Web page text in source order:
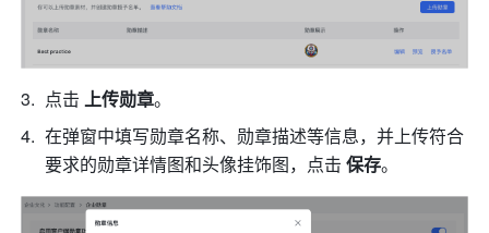
点击 上传勋章。
在弹窗中填写勋章名称、勋章描述等信息，并上传符合
要求的勋章详情图和头像挂饰图，点击 保存。